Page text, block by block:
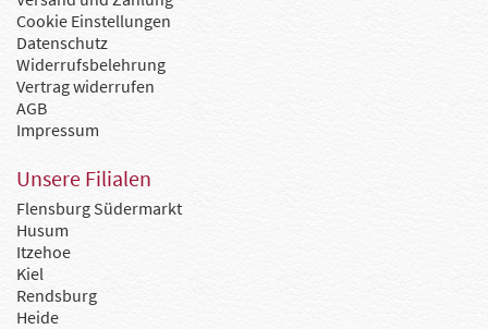
Cookie Einstellungen
Datenschutz
Widerrufsbelehrung
Vertrag widerrufen
AGB
Impressum
Unsere Filialen
Flensburg Südermarkt
Husum
Itzehoe
Kiel
Rendsburg
Heide